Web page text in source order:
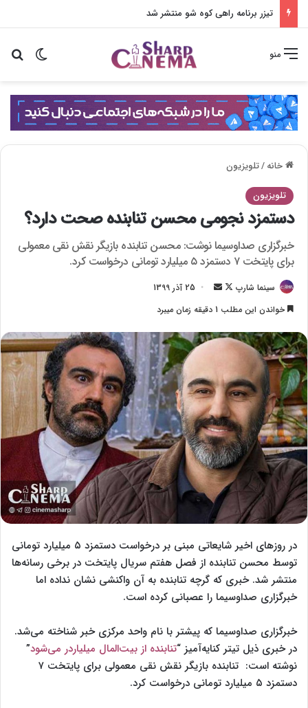
تیزر برنامه راهی کوه شو منتشر شد
تغییر منو
خانه/تلویزیون
تلویزیون
دستمزد نجومی محسن تنابنده صحت دارد؟
خبرگزاری صداوسیما نوشت: محسن تنابنده بازیگر نقش نقی معمولی
برای پایتخت ۷ دستمزد ۵ میلیارد تومانی درخواست کرد.
سینما شارپ
F
l
o
n
X
ا
ل
ی
م
ی
ل
25 آذر 1399
خواندن این مطلب 1 دقیقه زمان میبرد
در روزهای اخیر شایعاتی مبنی بر درخواست دستمزد ۵ میلیارد تومانی
توسط محسن تنابنده از فصل هفتم سریال پایتخت در برخی رسانه‌ها
منتشر شد. خبری که گرچه تنابنده به آن واکنشی نشان نداده اما
خبرگزاری صداوسیما را عصبانی کرده است.
خبرگزاری صداوسیما که پیشتر با نام واحد مرکزی خبر شناخته می‌شد.
در خبری ذیل تیتر کنایه‌آمیز “تنابنده از بیت‌المال میلیاردر می‌شود”
نوشته است: تنابنده بازیگر نقش نقی معمولی برای پایتخت ۷
دستمزد ۵ میلیارد تومانی درخواست کرد.